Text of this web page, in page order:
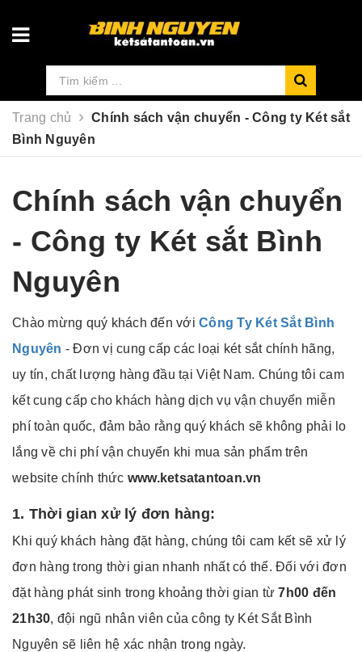
Trang chủ
Chính sách vận chuyển - Công ty Két sắt
Bình Nguyên
Chính sách vận chuyển
- Công ty Két sắt Bình
Nguyên
Chào mừng quý khách đến với Công Ty Két Sắt Bình
Nguyên - Đơn vị cung cấp các loại két sắt chính hãng,
uy tín, chất lượng hàng đầu tại Việt Nam. Chúng tôi cam
kết cung cấp cho khách hàng dịch vụ vận chuyển miễn
phí toàn quốc, đảm bảo rằng quý khách sẽ không phải lo
lắng về chi phí vận chuyển khi mua sản phẩm trên
website chính thức www.ketsatantoan.vn
1. Thời gian xử lý đơn hàng:
Khi quý khách hàng đặt hàng, chúng tôi cam kết sẽ xử lý
đơn hàng trong thời gian nhanh nhất có thể. Đối với đơn
đặt hàng phát sinh trong khoảng thời gian từ7h00 đến
21h30, đội ngũ nhân viên của công ty Két Sắt Bình
Nguyên sẽ liên hệ xác nhận trong ngày.